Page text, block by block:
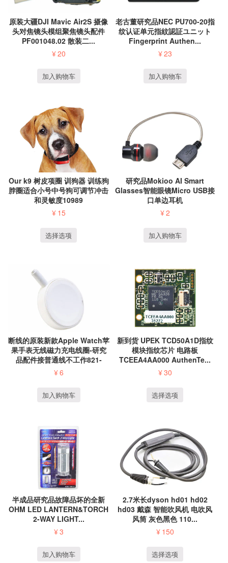
原装大疆DJI Mavic Air2S 摄像
头对焦镜头模组聚焦镜头配件
PF001048.02 散装二...
¥20
加入购物车
老古董研究品NEC PU700-20指
纹认证单元指紋認証ユニット
Fingerprint Authen...
¥23
加入购物车
Our k9 树皮项圈 训狗器 训练狗
脖圈适合小号中号狗可调节冲击
和灵敏度10989
¥ 15
选择选项
研究品Mokioo AI Smart
Glasses智能眼镜Micro USB接
口单边耳机
¥2
加入购物车
断线的原装新款Apple Watch苹
果手表无线磁力充电线圈-研究
品配件接普通线不工作821-
025...
¥6
加入购物车
新到货 UPEK TCD50A1D指纹
模块指纹芯片 电路板
TCEEA4AA000 AuthenTe...
¥30
选择选项
半成品研究品故障品坏的全新
OHM LED LANTERN&TORCH
2-WAY LIGHT...
¥3
加入购物车
2.7米长dyson hd01 hd02
hd03 戴森 智能吹风机 电吹风
风筒 灰色黑色 110...
¥ 150
选择选项